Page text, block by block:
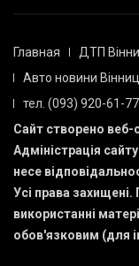
Главная ДТП
Авто новини
тел. (093) 920-61-77
Сайт створено веб-
Адміністрація
несе
Усі права
використанні
обов'язковим (для